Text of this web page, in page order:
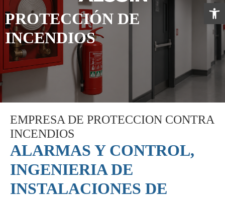
PROTECCIÓN DE
INCENDIOS
EMPRESA DE PROTECCION CONTRA
INCENDIOS
ALARMAS Y CONTROL,
INGENIERIA DE
INSTALACIONES DE
Abrir